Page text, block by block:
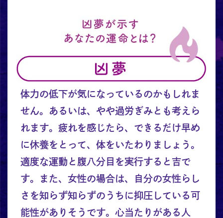
体力の低下が気になっているのかもしれま
せん。あるいは、やや過労ぎみとも考えら
れます。疲れを感じたら、できるだけ早め
に休養をとって、体をいたわりましょう。
適度な運動と腹八分目を実行すると吉で
す。また、女性の場合は、自分の女性らし
さを知らず知らずのうちに抑圧している可
能性がありそうです。心当たりがある人